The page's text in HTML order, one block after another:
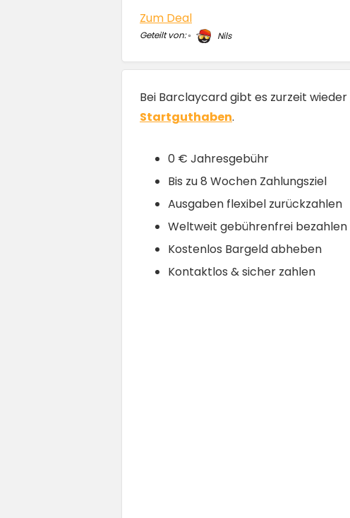
Zum Deal
Geteilt von: Nils
Bei Barclaycard gibt es zurzeit wieder
Startguthaben.
0 € Jahresgebühr
Bis zu 8 Wochen Zahlungsziel
Ausgaben flexibel zurückzahlen
Weltweit gebührenfrei bezahlen
Kostenlos Bargeld abheben
Kontaktlos & sicher zahlen